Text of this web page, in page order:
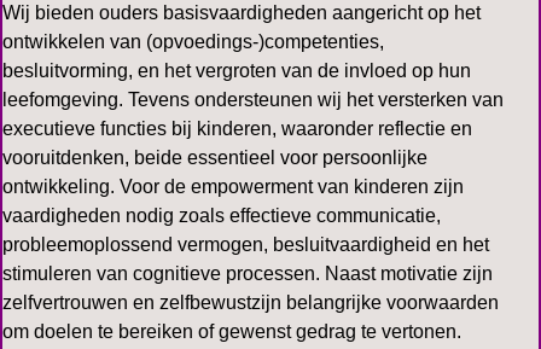
Wij bieden ouders basisvaardigheden aangericht op het
ontwikkelen van (opvoedings-)competenties,
besluitvorming, en het vergroten van de invloed op hun
leefomgeving. Tevens ondersteunen wij het versterken van
executieve functies bij kinderen, waaronder reflectie en
vooruitdenken, beide essentieel voor persoonlijke
ontwikkeling. Voor de empowerment van kinderen zijn
vaardigheden nodig zoals effectieve communicatie,
probleemoplossend vermogen, besluitvaardigheid en het
stimuleren van cognitieve processen. Naast motivatie zijn
zelfvertrouwen en zelfbewustzijn belangrijke voorwaarden
om doelen te bereiken of gewenst gedrag te vertonen.